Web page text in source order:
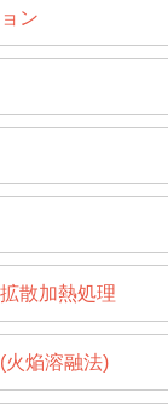
ン
散加熱処理
火焔溶融法)